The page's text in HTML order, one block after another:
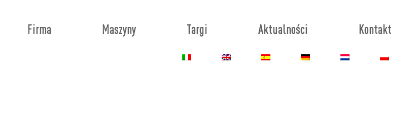
Firma Maszyny Targi Aktualności Kontakt